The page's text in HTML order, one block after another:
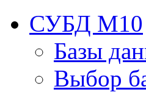
СУБД М10
Базы
Выбор